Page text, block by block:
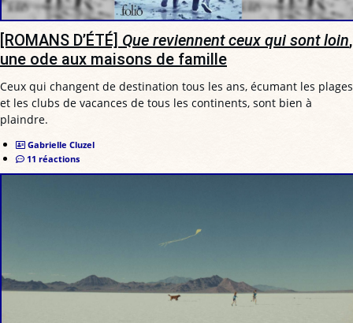
[ROMANS D’ÉTÉ] Que reviennent ceux qui sont loin,
une ode aux maisons de famille
Ceux qui changent de destination tous les ans, écumant les plages
et les clubs de vacances de tous les continents, sont bien à
plaindre.
Gabrielle Cluzel
11 réactions